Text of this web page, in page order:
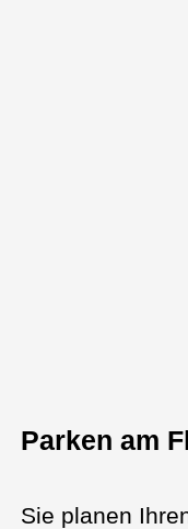
Parken am
Sie planen